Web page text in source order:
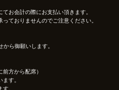
お会計の際にお支払い頂きます。
ておりませんのでご注意ください。
ら御願いします。
方から配席）
す。
。